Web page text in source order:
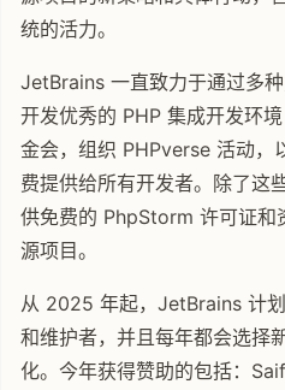
统的活力。
JetBrains 一直致力于通过多
开发优秀的 PHP 集成开发环
金会，组织 PHPverse 活动
费提供给所有开发者。除了这
供免费的 PhpStorm 许可证和
源项目。
从 2025 年起，JetBrains 计
和维护者，并且每年都会选择
化。今年获得赞助的包括：